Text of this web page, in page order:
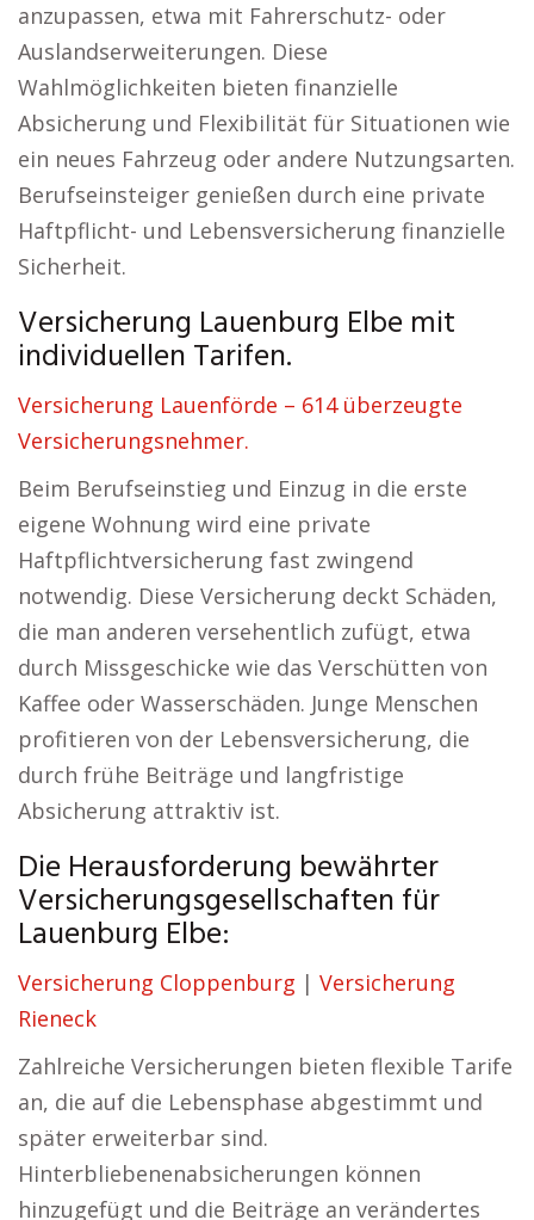
anzupassen, etwa mit Fahrerschutz- oder
Auslandserweiterungen. Diese
Wahlmöglichkeiten bieten finanzielle
Absicherung und Flexibilität für Situationen wie
ein neues Fahrzeug oder andere Nutzungsarten.
Berufseinsteiger genießen durch eine private
Haftpflicht- und Lebensversicherung finanzielle
Sicherheit.
Versicherung Lauenburg Elbe mit
individuellen Tarifen.
Versicherung Lauenförde – 614 überzeugte
Versicherungsnehmer.
Beim Berufseinstieg und Einzug in die erste
eigene Wohnung wird eine private
Haftpflichtversicherung fast zwingend
notwendig. Diese Versicherung deckt Schäden,
die man anderen versehentlich zufügt, etwa
durch Missgeschicke wie das Verschütten von
Kaffee oder Wasserschäden. Junge Menschen
profitieren von der Lebensversicherung, die
durch frühe Beiträge und langfristige
Absicherung attraktiv ist.
Die Herausforderung bewährter
Versicherungsgesellschaften für
Lauenburg Elbe:
Versicherung Cloppenburg | Versicherung
Rieneck
Zahlreiche Versicherungen bieten flexible Tarife
an, die auf die Lebensphase abgestimmt und
später erweiterbar sind.
Hinterbliebenenabsicherungen können
hinzugefügt und die Beiträge an verändertes